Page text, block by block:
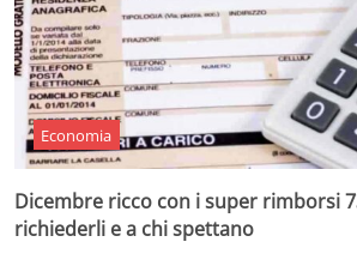
Economia
Dicembre ricco con i super rimborsi
richiederli e a chi spettano